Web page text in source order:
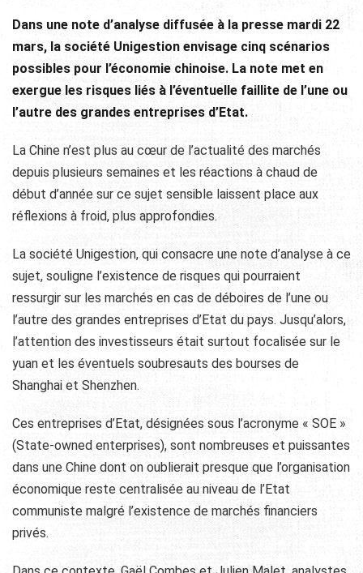
Dans une note d’analyse diffusée à la presse mardi 22
mars, la société Unigestion envisage cinq scénarios
possibles pour l’économie chinoise. La note met en
exergue les risques liés à l’éventuelle faillite de l’une ou
l’autre des grandes entreprises d’Etat.
La Chine n’est plus au cœur de l’actualité des marchés
depuis plusieurs semaines et les réactions à chaud de
début d’année sur ce sujet sensible laissent place aux
réflexions à froid, plus approfondies.
La société Unigestion, qui consacre une note d’analyse à ce
sujet, souligne l’existence de risques qui pourraient
ressurgir sur les marchés en cas de déboires de l’une ou
l’autre des grandes entreprises d’Etat du pays. Jusqu’alors,
l’attention des investisseurs était surtout focalisée sur le
yuan et les éventuels soubresauts des bourses de
Shanghai et Shenzhen.
Ces entreprises d’Etat, désignées sous l’acronyme « SOE »
(State-owned enterprises), sont nombreuses et puissantes
dans une Chine dont on oublierait presque que l’organisation
économique reste centralisée au niveau de l’Etat
communiste malgré l’existence de marchés financiers
privés.